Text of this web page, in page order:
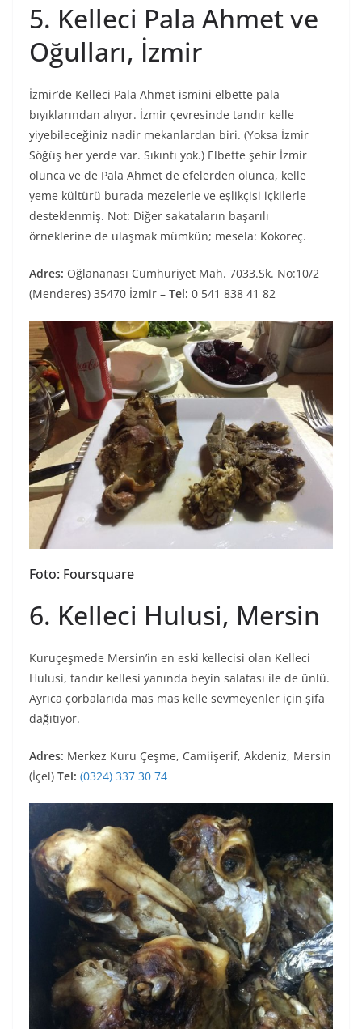
5. Kelleci Pala Ahmet ve
Oğulları, İzmir
İzmir’de Kelleci Pala Ahmet ismini elbette pala
bıyıklarından alıyor. İzmir çevresinde tandır kelle
yiyebileceğiniz nadir mekanlardan biri. (Yoksa İzmir
Söğüş her yerde var. Sıkıntı yok.) Elbette şehir İzmir
olunca ve de Pala Ahmet de efelerden olunca, kelle
yeme kültürü burada mezelerle ve eşlikçisi içkilerle
desteklenmiş. Not: Diğer sakataların başarılı
örneklerine de ulaşmak mümkün; mesela: Kokoreç.
Adres: Oğlananası Cumhuriyet Mah. 7033.Sk. No:10/2
(Menderes) 35470 İzmir – Tel: 0 541 838 41 82
Foto: Foursquare
6. Kelleci Hulusi, Mersin
Kuruçeşmede Mersin’in en eski kellecisi olan Kelleci
Hulusi, tandır kellesi yanında beyin salatası ile de ünlü.
Ayrıca çorbalarıda mas mas kelle sevmeyenler için şifa
dağıtıyor.
Adres: Merkez Kuru Çeşme, Camiişerif, Akdeniz, Mersin
(İçel) Tel: (0324) 337 30 74